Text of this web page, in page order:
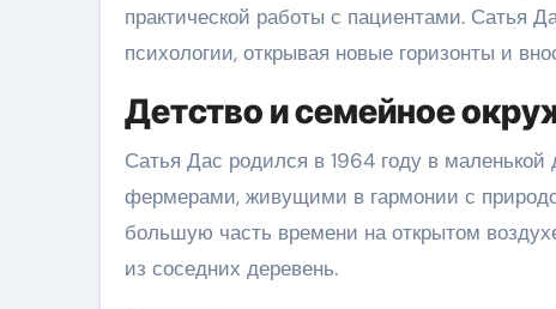
практической работы с пациентами. Сатья
психологии, открывая новые горизонты и
Детство и семейное
Сатья Дас родился в 1964 году в
фермерами, живущими в гармонии с
большую часть времени на открытом
из соседних деревень.